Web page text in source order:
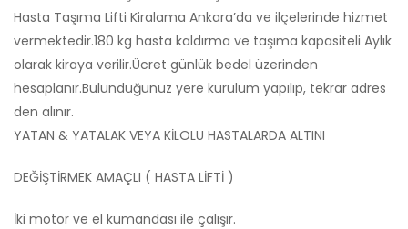
Hasta Taşıma Lifti Kiralama Ankara’da ve ilçelerinde hizmet
vermektedir.180 kg hasta kaldırma ve taşıma kapasiteli Aylık
olarak kiraya verilir.Ücret günlük bedel üzerinden
hesaplanır.Bulunduğunuz yere kurulum yapılıp, tekrar adres
den alınır.
YATAN & YATALAK VEYA KİLOLU HASTALARDA ALTINI
DEĞİŞTİRMEK AMAÇLI ( HASTA LİFTİ )
İki motor ve el kumandası ile çalışır.